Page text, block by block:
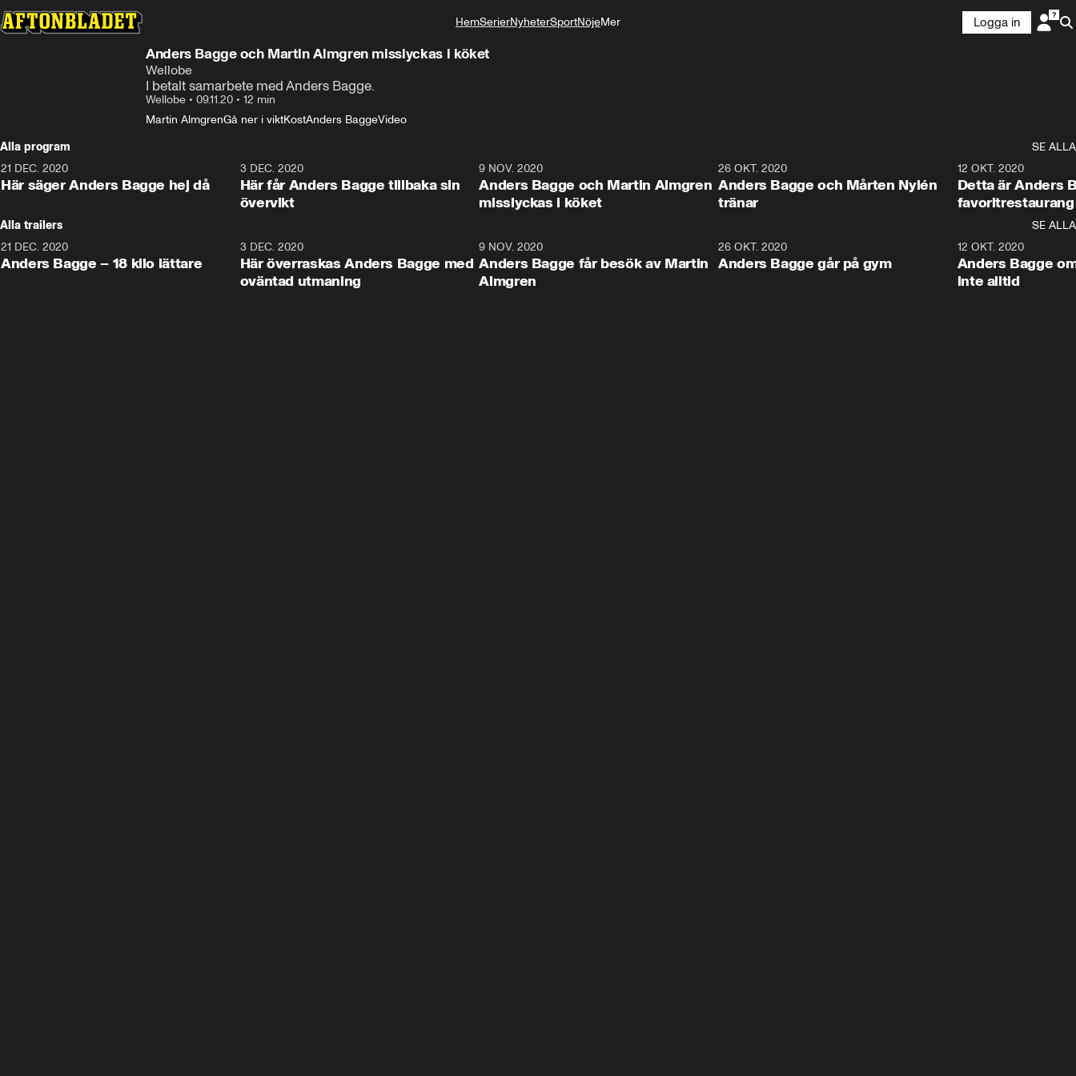
HemSerierNyheterSportNöjeMer
Logga in
Anders Bagge och Martin Almgren misslyckas i köket
Wellobe
I betalt samarbete med Anders Bagge.
Wellobe • 09.11.20 • 12 min
Martin AlmgrenGå ner i viktKostAnders BaggeVideo
Alla program
SE ALLA
21 DEC. 2020
Här säger Anders Bagge hej då
9:20
3 DEC. 2020
Här får Anders Bagge tillbaka sin
övervikt
9 NOV. 2020
Anders Bagge och Martin Almgren
misslyckas i köket
26 OKT. 2020
Anders Bagge och Mårten Nylén
tränar
12 OKT. 2020
Detta är Anders
favoritrestaurang
Alla trailers
SE ALLA
21 DEC. 2020
Anders Bagge – 18 kilo lättare
0:59
3 DEC. 2020
Här överraskas Anders Bagge med
oväntad utmaning
9 NOV. 2020
Anders Bagge får besök av Martin
Almgren
26 OKT. 2020
Anders Bagge går på gym
12 OKT. 2020
Anders Bagge
inte alltid